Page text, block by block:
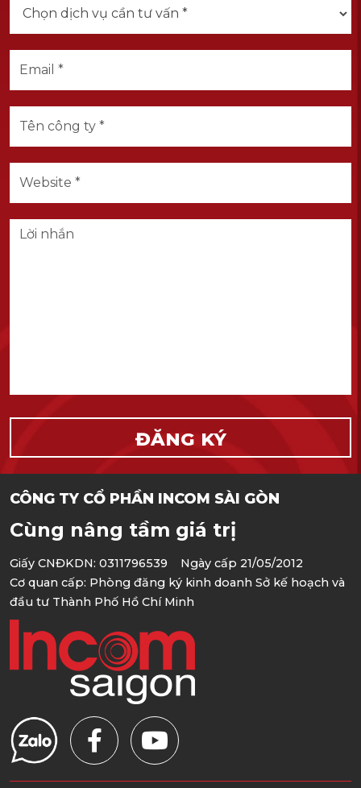
CÔNG TY CỔ PHẦN INCOM SÀI GÒN
Cùng nâng tầm giá trị
Giấy CNĐKDN: 0311796539 Ngày cấp 21/05/2012
Cơ quan cấp: Phòng đăng ký kinh doanh Sở kế hoạch và
đầu tư Thành Phố Hồ Chí Minh